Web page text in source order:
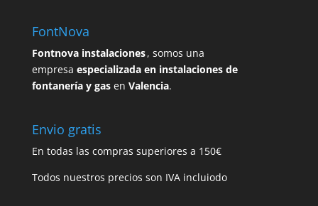
FontNova
Fontnova instalaciones, somos una
empresa especializada en instalaciones de
fontanería y gasen Valencia.
Envio gratis
En todas las compras superiores a 150€
Todos nuestros precios son IVA incluiodo